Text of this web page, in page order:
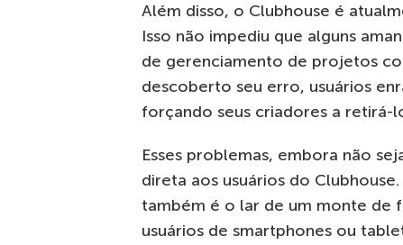
Além disso, o Clubhouse é
Isso não impediu que alguns
de gerenciamento de projetos
descoberto seu erro, usuários
forçando seus criadores a
Esses problemas, embora não
direta aos usuários do
também é o lar de um monte de
usuários de smartphones ou